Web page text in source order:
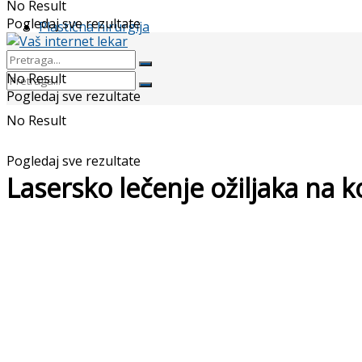
Plastična hirurgija
No Result
Pogledaj sve rezultate
No Result
Pogledaj sve rezultate
No Result
Pogledaj sve rezultate
Lasersko lečenje ožiljaka na